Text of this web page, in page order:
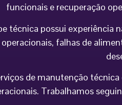
funcionais e recuperação
técnica possui experiência
falhas de
de manutenção
Trabalhamos